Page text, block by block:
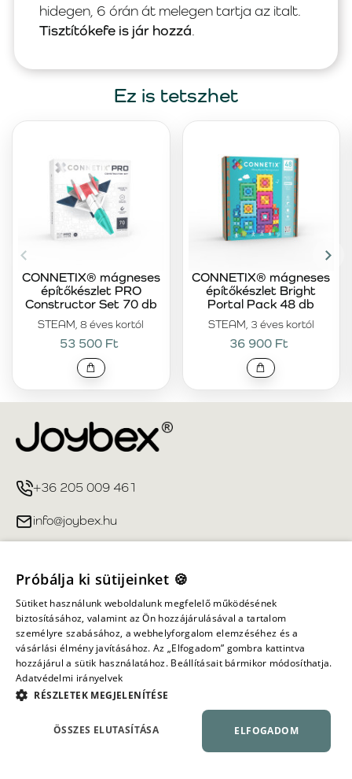
hidegen, 6 órán át melegen tartja az italt.
Tisztítókefe is jár hozzá.
Ez is tetszhet
STEAM, 8 éves kortól
CONNETIX® mágneses
építőkészlet PRO
Constructor Set 70 db
53 500 Ft
STEAM, 3 éves kortól
CONNETIX® mágneses
építőkészlet Bright
Portal Pack 48 db
36 900 Ft
+36 205 009 461
info@joybex.hu
Fiókom
Információ
Minden jog fenntartva ©
Próbálja ki sütijeinket 🍪
Sütiket használunk weboldalunk megfelelő működésének
biztosításához, valamint az Ön hozzájárulásával a tartalom
személyre szabásához, a webhelyforgalom elemzéséhez és a
vásárlási élmény javításához. Az „Elfogadom” gombra kattintva
hozzájárul a sütik használatához. Beállításait bármikor módosíthatja.
Adatvédelmi irányelvek
RÉSZLETEK MEGJELENÍTÉSE
ELFOGADOM
ÖSSZES ELUTASÍTÁSA